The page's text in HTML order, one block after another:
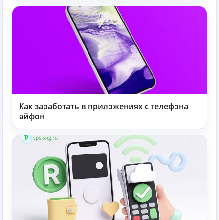
Как заработать в приложениях с телефона
айфон